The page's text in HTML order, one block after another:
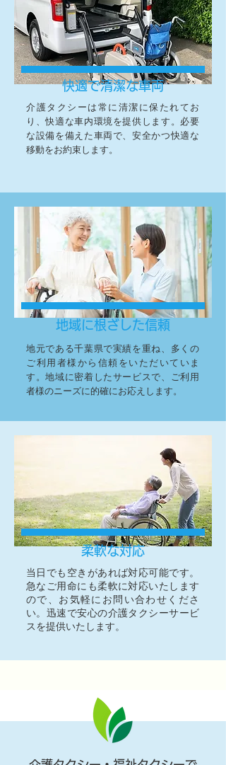
快適で清潔な車両
介護タクシーは常に清潔に保たれてお
り、快適な車内環境を提供します。必要
な設備を備えた車両で、安全かつ快適な
移動をお約束します。
地域に根ざした信頼
地元である千葉県で実績を重ね、多くの
ご利用者様から信頼をいただいていま
す。地域に密着したサービスで、ご利用
者様のニーズに的確にお応えします。
柔軟な対応
当日でも空きがあれば対応可能です。
急なご用命にも柔軟に対応いたします
ので、お気軽にお問い合わせくださ
い。迅速で安心の介護タクシーサービ
スを提供いたします。